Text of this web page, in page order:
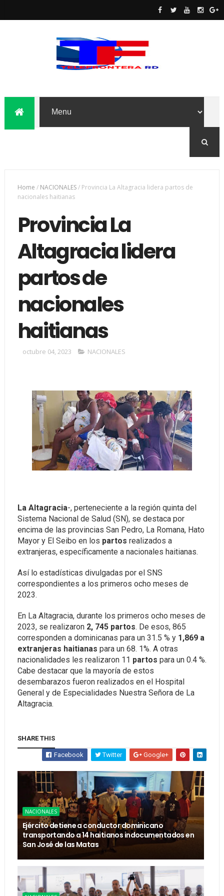
Home / NACIONALES/ Provincia La Altagracia lidera partos de
nacionales haitianas
Provincia La
Altagracia lidera
partos de
nacionales
haitianas
octubre 04, 2023 NACIONALES
La Altagracia-, perteneciente a la región quinta del
Sistema Nacional de Salud (SN), se destaca por
encima de las provincias San Pedro, La Romana, Hato
Mayor y El Seibo en los partos realizados a
extranjeras, específicamente a nacionales haitianas.
Así lo estadísticas divulgadas por el SNS
correspondientes a los primeros ocho meses de
2023.
En La Altagracia, durante los primeros ocho meses de
2023, se realizaron 2, 745 partos. De esos, 865
corresponden a dominicanas para un 31.5 % y 1,869 a
extranjeras haitianas para un 68. 1%. A otras
nacionalidades les realizaron 11 partos para un 0.4 %.
Cabe destacar que la mayoría de estos
desembarazos fueron realizados en el Hospital
General y de Especialidades Nuestra Señora de La
Altagracia.
SHARE THIS
Facebook Twitter Google+
NACIONALES
Ejército detiene a conductor dominicano
transportando a 14 haitianos indocumentados en
San José de las Matas